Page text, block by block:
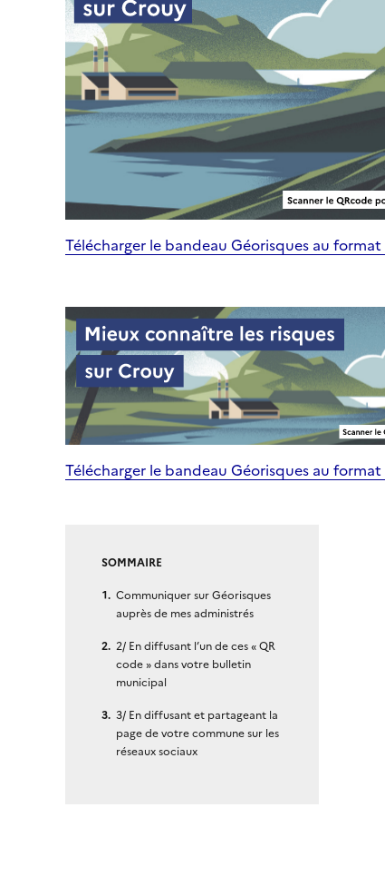
Télécharger le bandeau Géorisques au format
Télécharger le bandeau Géorisques au
SOMMAIRE
Communiquer sur Géorisques
auprès de mes administrés
2/ En diffusant l’un de ces « QR
code » dans votre bulletin
municipal
3/ En diffusant et partageant la
page de votre commune sur les
réseaux sociaux